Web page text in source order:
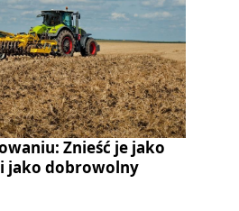
Znieść je jako
i jako dobrowolny